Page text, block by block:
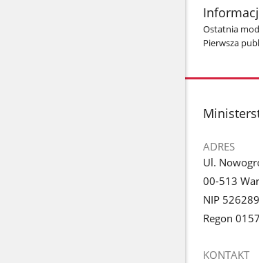
Ostatnia
Pierwsza
stopka
ADRES
Ul.
00-513
NIP
Regon
KONTAKT